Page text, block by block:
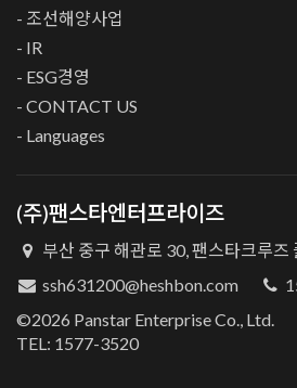
- 조선해양사업
- IR
- ESG경영
- CONTACT US
- Languages
(주)팬스타엔터프라이즈
부산 중구 해관로 30, 팬스타크루즈
ssh631200@heshbon.com
©2026 Panstar Enterprise Co., Ltd.
TEL: 1577-3520